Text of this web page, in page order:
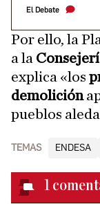
El Debate
Por ello, la
a la
explica «los
demolición
pueblos
TEMAS ENDESA
1